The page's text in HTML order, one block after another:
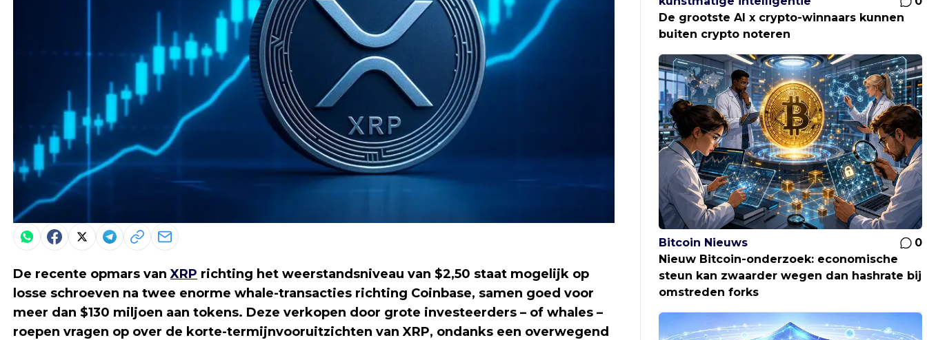
De recente opmars vanXRP richting het weerstandsniveau van $2,50 staat mogelijk op
losse schroeven na twee enorme whale-transacties richting Coinbase, samen goed voor
meer dan $130 miljoen aan tokens. Deze verkopen door grote investeerders – of whales –
roepen vragen op over de korte-termijnvooruitzichten van XRP, ondanks een overwegend
De grootste AI x crypto-winnaars kunnen
buiten crypto noteren
Bitcoin Nieuws
0
Nieuw Bitcoin-onderzoek: economische
steun kan zwaarder wegen dan hashrate bij
omstreden forks